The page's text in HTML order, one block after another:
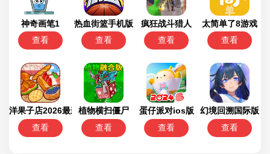
神奇画笔1
查看
热血街篮手机版
查看
疯狂战斗猎人
查看
太简单了8游戏
查看
洋果子店2026最新版
查看
植物横扫僵尸
查看
蛋仔派对ios版
查看
幻境回溯国际版
查看